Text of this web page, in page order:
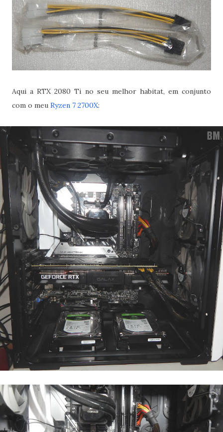
Aqui a RTX 2080 Ti no seu melhor habitat, em conjunto
com o meu Ryzen 7 2700X: